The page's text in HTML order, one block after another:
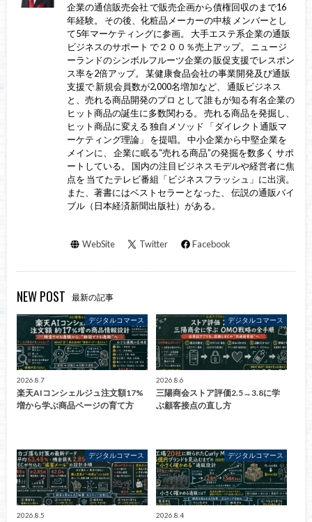
企業の通信販売会社 で販売企画から債権回収のまで16
年経験。 その後、化粧品メーカーの中核 メンバーとし
て5年マーケティングに参画。 大手エステ系企業の通販
ビジネスのサポート で２００％売上アップ。 ニュージ
ーランドのシンボルフルーツ企業の 販促支援でレスポン
ス率を2倍アップ。 某健康食品会社の事業開発及び通販
支援で 新規会員数が2,000名増加など、 通販ビジネス
と、売れる商品開発のプロ として誰もが知る有名企業の
ヒット商品の誕生に多数関わる。 売れる商品を発掘し、
ヒット商品に変える 独自メソッド 「ダイレクト通販マ
ーケティング理論」 を提唱。 中小企業から中堅企業を
メインに、 企業に眠る“売れる商品”の発掘を数多く サポ
ートしている。 国内の注目ビジネスモデルや経営者に焦
点を 当てたテレビ番組「ビジネスフラッシュ」に出演。
また、著書にはベストセラーとなった、 伝説の通販バイ
ブル（日本経済新聞出版社）がある。
WebSite Twitter Facebook
NEW POST 最新の記事
デジタルコマース
2026.8.7
楽天AIコンシェルジュ注文額17%
増から学ぶ商品ページの育て方
デジタルコマース
2026.8.6
三陽商会ストア評価2.5→3.8に学
ぶ顧客接点の直し方
デジタルコマース
2026.8.5
デジタルコマース
2026.8.4